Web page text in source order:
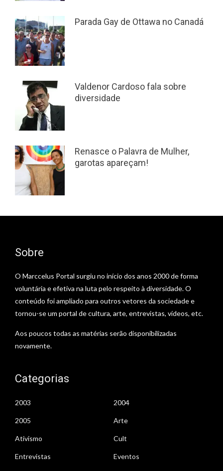
Parada Gay de Ottawa no Canadá
Valdenor Cardoso fala sobre
diversidade
Renasce o Palavra de Mulher,
garotas apareçam!
Sobre
O Marccelus Portal surgiu no início dos anos 2000 de forma
voluntária e efetiva na luta pelo respeito à diversidade. O
conteúdo foi ampliado para outros vetores da sociedade e
tornou-se um portal de cultura, arte, entrevistas, vídeos, etc.
Aos poucos todas as matérias serão disponibilizadas
novamente.
Categorias
2003 2004
2005 Arte
Ativismo Cult
Entrevistas Eventos